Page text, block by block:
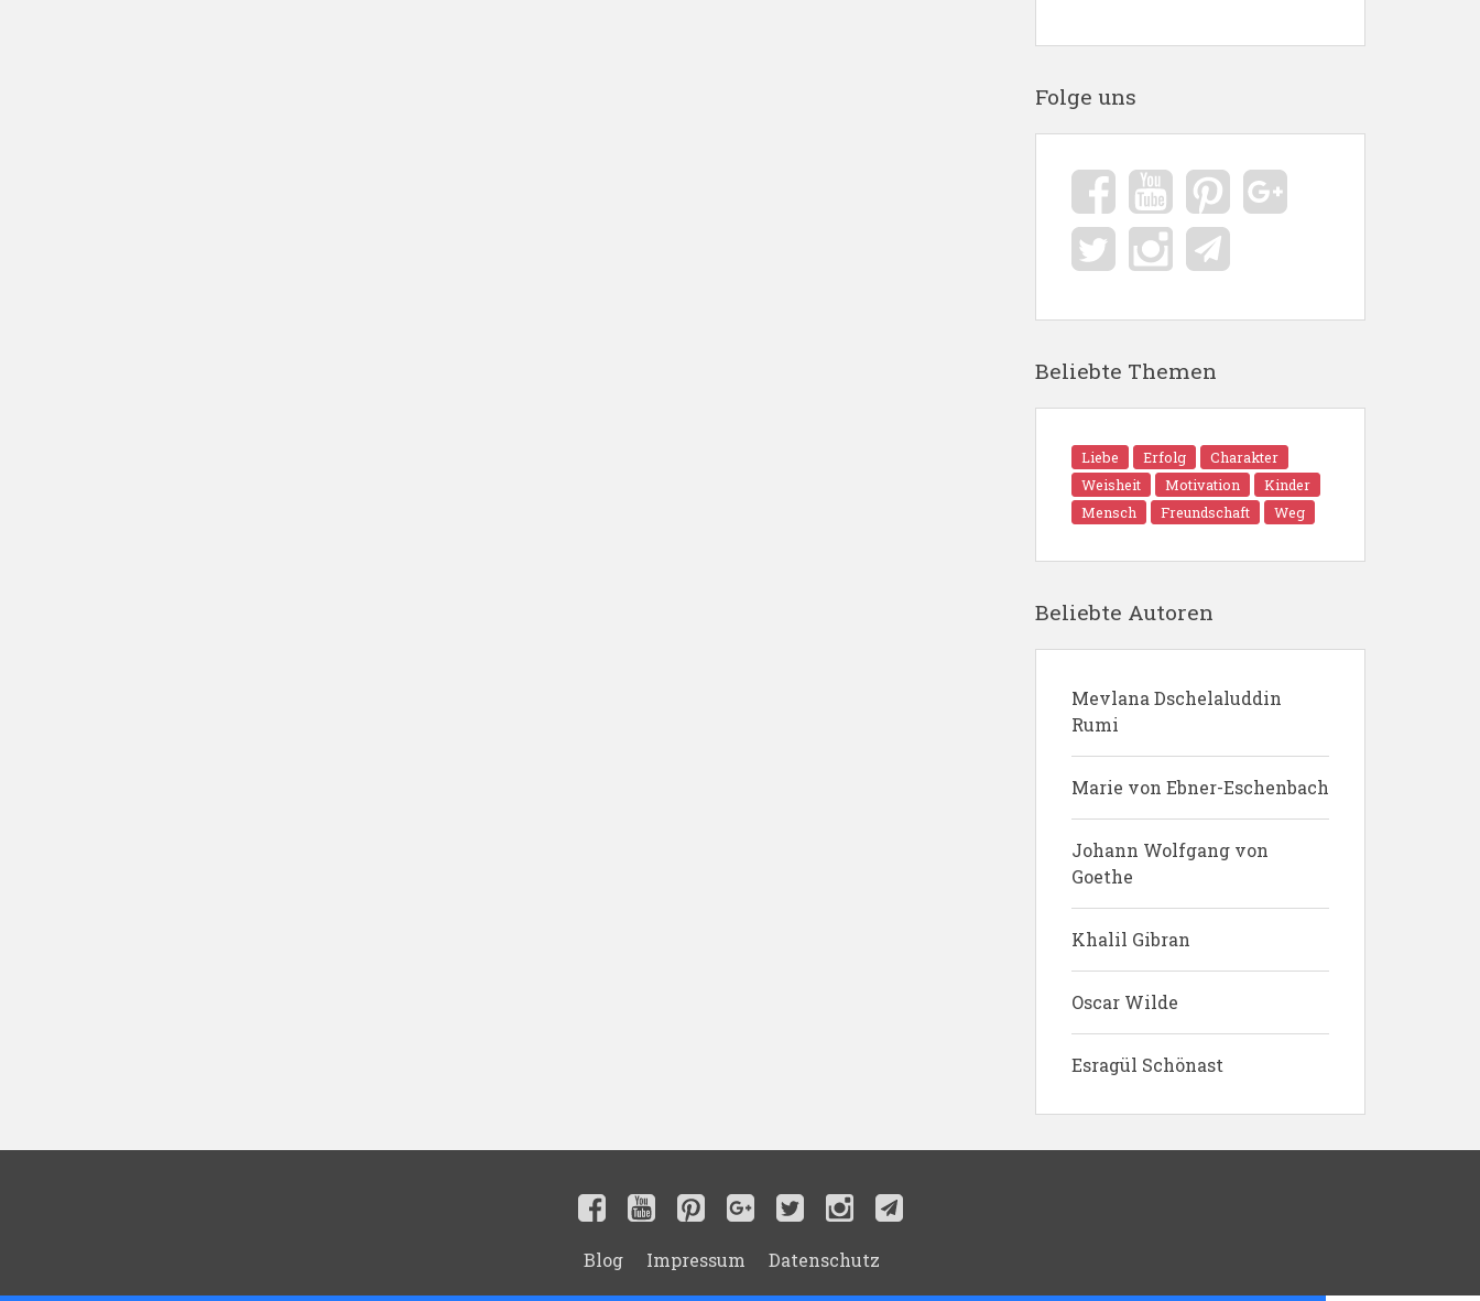
Folge uns
Beliebte Themen
Liebe Erfolg
Charakter
Weisheit
Motivation
Kinder
Mensch
Freundschaft Weg
Beliebte Autoren
Mevlana Dschelaluddin
Rumi
Marie von Ebner-Eschenbach
Johann Wolfgang von
Goethe
Khalil Gibran
Oscar Wilde
Esragül Schönast
Blog Impressum
Datenschutz